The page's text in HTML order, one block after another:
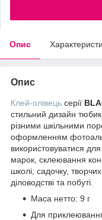
Опис
Опис
Клей-олівець серії
стильний дизайн
різними шкільними
оформленням
використовуватися
марок, склеювання
школі, садочку,
діловодстві та побуті.
Маса нетто: 9 г
Для